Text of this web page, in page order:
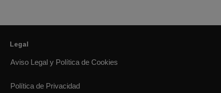
Legal
Aviso Legal y Política de Cookies
Política de Privacidad